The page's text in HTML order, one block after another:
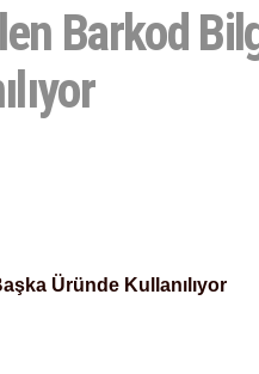
Barkod
Üründe Kullanılıyor